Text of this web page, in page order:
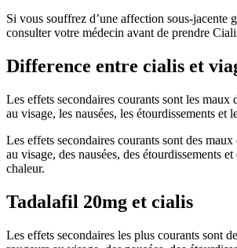
Si vous souffrez d’une affection sous-jacente
consulter votre médecin avant de prendre
Difference entre cialis et
Les effets secondaires courants sont les maux
au visage, les nausées, les étourdissements et
Les effets secondaires courants sont des maux
au visage, des nausées, des étourdissements
chaleur.
Tadalafil 20mg et cialis
Les effets secondaires les plus courants sont